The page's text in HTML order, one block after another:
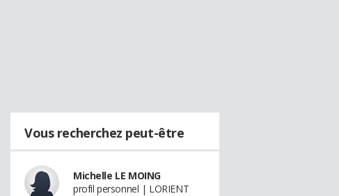
Vous recherchez peut-être
Michelle LE MOING
profil personnel | LORIENT